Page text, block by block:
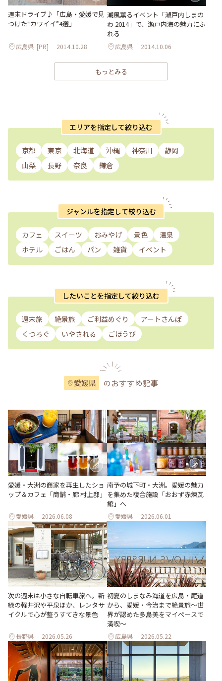
週末ドライブ♪「広島・愛媛で見
つけた“カワイイ”4選」
広島県 [PR] 2014.10.28
潮風薫るイベント「瀬戸内しまの
わ 2014」で、瀬戸内海の魅力にふ
れる
広島県 2014.10.06
もっとみる
エリアを指定して絞り込む
京都 東京 北海道 沖縄 神奈川
静岡
山梨
長野 奈良 鎌倉
ジャンルを指定して絞り込む
カフェ スイーツ おみやげ 景色
温泉
ホテル
ごはん パン 雑貨 イベント
したいことを指定して絞り込む
週末旅 絶景旅 ご利益めぐり
アートさんぽ
くつろぐ
いやされる ごほうび
愛媛県 のおすすめ記事
愛媛・大洲の商家を再生したショ
ップ＆カフェ「商舗・廊 村上邸」
愛媛県 2026.06.08
南予の城下町・大洲。愛媛の魅力
を集めた複合施設「おおず赤煉瓦
館」へ
愛媛県 2026.06.01
次の週末は小さな自転車旅へ。新
緑の軽井沢や平泉ほか、レンタサ
イクルで心が整うすてきな景色
長野県 2026.05.26
初夏のしまなみ海道を広島・尾道
から、愛媛・今治まで絶景旅〜世
界が認めた多島美をマイペースで
満喫〜
広島県 2026.05.22